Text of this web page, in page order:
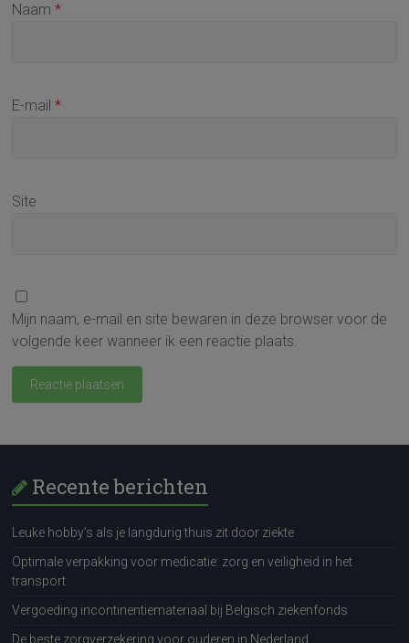
Naam*
E-mail*
Site
Mijn naam, e-mail en site bewaren in deze browser voor de
volgende keer wanneer ik een reactie plaats.
Recente berichten
Leuke hobby’s als je langdurig thuis zit door ziekte
Optimale verpakking voor medicatie: zorg en veiligheid in het
transport
Vergoeding incontinentiemateriaal bij Belgisch ziekenfonds
De beste zorgverzekering voor ouderen in Nederland